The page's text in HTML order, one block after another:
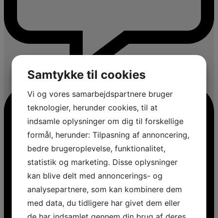
Samtykke til cookies
Vi og vores samarbejdspartnere bruger
teknologier, herunder cookies, til at
indsamle oplysninger om dig til forskellige
formål, herunder: Tilpasning af annoncering,
bedre brugeroplevelse, funktionalitet,
statistik og marketing. Disse oplysninger
kan blive delt med annoncerings- og
analysepartnere, som kan kombinere dem
med data, du tidligere har givet dem eller